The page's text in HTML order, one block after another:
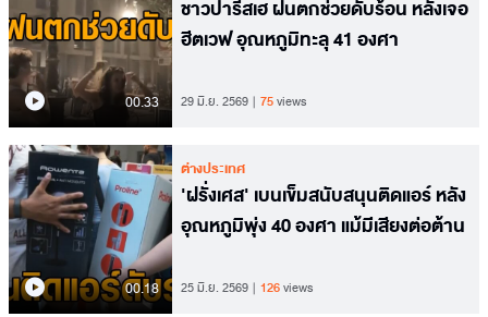
00.33
ชาวปารีสเฮ ฝนตกช่วยดับร้อน หลังเจอ
ฮีตเวฟ อุณหภูมิทะลุ 41 องศา
29 มิ.ย. 2569 75views
00.18
ต่างประเทศ
'ฝรั่งเศส' เบนเข็มสนับสนุนติดแอร์ หลัง
อุณหภูมิพุ่ง 40 องศา แม้มีเสียงต่อต้าน
25 มิ.ย. 2569 126views